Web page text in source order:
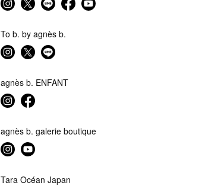
To b. by agnès b.
agnès b. ENFANT
agnès b. galerie boutique
Tara Océan Japan